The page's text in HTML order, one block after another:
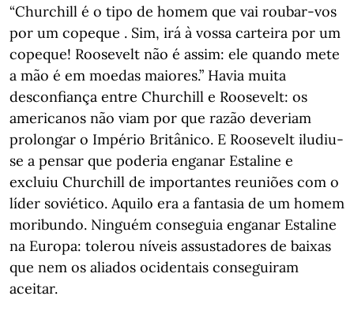
“Churchill é o tipo de homem que vai roubar-vos
por um copeque . Sim, irá à vossa carteira por um
copeque! Roosevelt não é assim: ele quando mete
a mão é em moedas maiores.” Havia muita
desconfiança entre Churchill e Roosevelt: os
americanos não viam por que razão deveriam
prolongar o Império Britânico. E Roosevelt iludiu-
se a pensar que poderia enganar Estaline e
excluiu Churchill de importantes reuniões com o
líder soviético. Aquilo era a fantasia de um homem
moribundo. Ninguém conseguia enganar Estaline
na Europa: tolerou níveis assustadores de baixas
que nem os aliados ocidentais conseguiram
aceitar.